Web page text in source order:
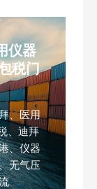
仪器
税门
、医用
、迪拜
、仪器
无气压